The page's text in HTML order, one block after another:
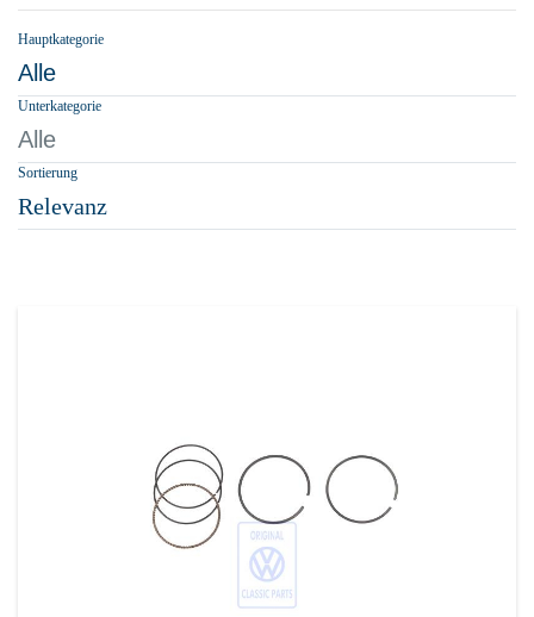
Hauptkategorie
Alle
Unterkategorie
Alle
Sortierung
Relevanz